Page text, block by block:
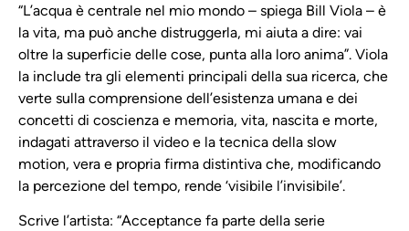
“L’acqua è centrale nel mio mondo – spiega Bill Viola – è
la vita, ma può anche distruggerla, mi aiuta a dire: vai
oltre la superficie delle cose, punta alla loro anima”. Viola
la include tra gli elementi principali della sua ricerca, che
verte sulla comprensione dell’esistenza umana e dei
concetti di coscienza e memoria, vita, nascita e morte,
indagati attraverso il video e la tecnica della slow
motion, vera e propria firma distintiva che, modificando
la percezione del tempo, rende ‘visibile l’invisibile’.
Scrive l’artista: “Acceptance fa parte della serie